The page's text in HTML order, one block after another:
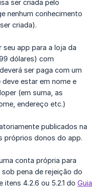
ser criada pelo
nenhum conhecimento
criada).
seu app para a loja da
dólares) com
ser paga com um
estar em nome e
(em suma, as
endereço etc.)
publicados na
próprios donos do app.
conta própria para
pena de rejeição do
4.2.6 ou 5.2.1 do Guia